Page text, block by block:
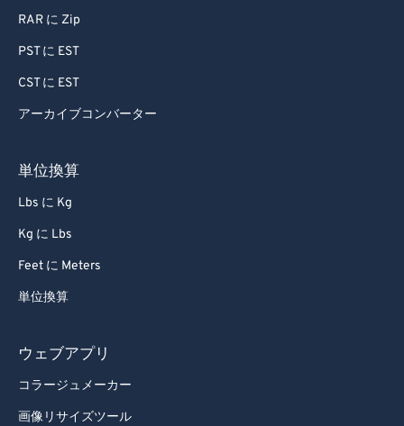
RAR に Zip
PST に EST
CST に EST
アーカイブコンバーター
単位換算
Lbs に Kg
Kg に Lbs
Feet に Meters
単位換算
ウェブアプリ
コラージュメーカー
画像リサイズツール